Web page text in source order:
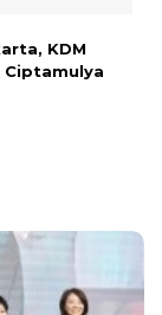
KDM
Ciptamulya